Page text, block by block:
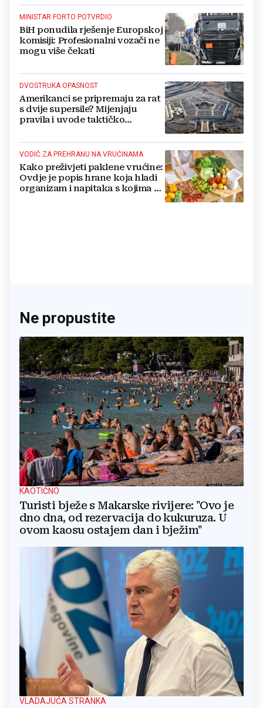
MINISTAR FORTO POTVRDIO
BiH ponudila rješenje Europskoj
komisiji: Profesionalni vozači ne
mogu više čekati
DVOSTRUKA OPASNOST
Amerikanci se pripremaju za rat
s dvije supersile? Mijenjaju
pravila i uvode taktičko
VODIČ ZA PREHRANU NA VRUĆINAMA
Kako preživjeti paklene vrućine:
Ovdje je popis hrane koja hladi
organizam i napitaka s kojima si
Ne propustite
KAOTIČNO
Turisti bježe s Makarske rivijere: "Ovo je
dno dna, od rezervacija do kukuruza. U
ovom kaosu ostajem dan i bježim"
VLADAJUĆA STRANKA